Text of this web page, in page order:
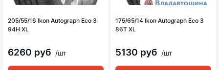
205/55/16 Ikon Autograph Eco 3
94H XL
6260 руб /шт
175/65/14 Ikon Autograph Eco 3
86T XL
5130 руб /шт